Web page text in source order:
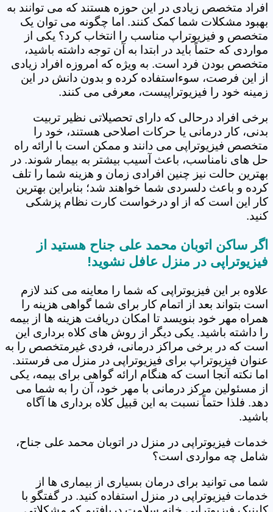
افراد متخصص زیادی در این حوزه هستند که می توانند به
بهبود مشکلات شما کمک کنند. اما چگونه می توان یک
متخصص و فیزیوتراپ مناسب را انتخاب کرد؟ یکی از
مواردی که حتماً باید در ابتدا به آن توجه داشته باشید،
متخصص بودن فرد است. به ویژه که امروزه افراد زیادی
از این فرصت، سوءاستفاده کرده و بدون دانش در این
زمینه خود را فیزیوتراپیست، معرفی می کنند.
برخی افراد درحالی که دارای تحصیلاتی نظیر تربیت
بدنی، کار درمانی یا حرکات اصلاحی هستند، خود را
متخصص فیزیوتراپی می دانند و ممکن است با ارائه راه
حل های نامناسب، باعث آسیب بیشتر به بیمار شوند. در
بهترین حالت نیز چنین افرادی زمان و هزینه شما را تلف
کرده و باعث دلسردی شما خواهند شد؛ بنابراین بهترین
کار این است که از او درخواست کارت نظام پزشکی
کنید.
اگر ساکن اتوبان محمد علی جناح هستید از
فیزیوتراپی در منزل عافل نشوید!
علاوه بر این فیزیوتراپی که شما را معاینه می کند لازم
است بتواند بعد از اتمام کار برای شما گواهی هزینه را
همراه مهر خود بنویسد تا امکان دریافت هزینه ها از بیمه
را داشته باشید. یکی دیگر از روش های کلاه برداری این
است که در برخی مراکز درمانی، فردی غیرمتخصص را به
عنوان فیزیوتراپ برای فیزیوتراپی در منزل می فرستند.
اما نکته آنجا است که هنگام ارائه گواهی برای بیمه، یکی
از مسئولین مرکز درمانی با مهر خود، آن را به شما می
دهد. فلذا حتماً نسبت به این قبیل کلاه برداری ها آگاه
باشید.
خدمات فیزیوتراپی در منزل در اتوبان محمد علی جناح،
شامل چه مواردی است؟
شما می توانید برای درمان بسیاری از بیماری ها از
خدمات فیزیوتراپی در منزل استفاده کنید. در گفتگو با